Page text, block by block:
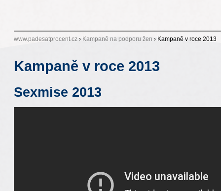
www.padesatprocent.cz › Kampaně na podporu žen › Kampaně v roce 2013
Kampaně v roce 2013
Sexmise 2013